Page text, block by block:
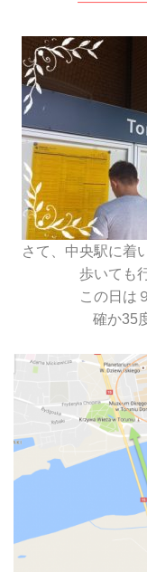
さて、中央駅に着
歩いても
この日は
確か35